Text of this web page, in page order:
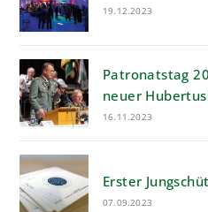
19.12.2023
Patronatstag
neuer
16.11.2023
Erster
07.09.2023